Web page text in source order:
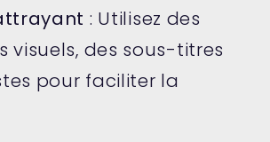
: Utilisez des
visuels, des sous-titres
pour faciliter la